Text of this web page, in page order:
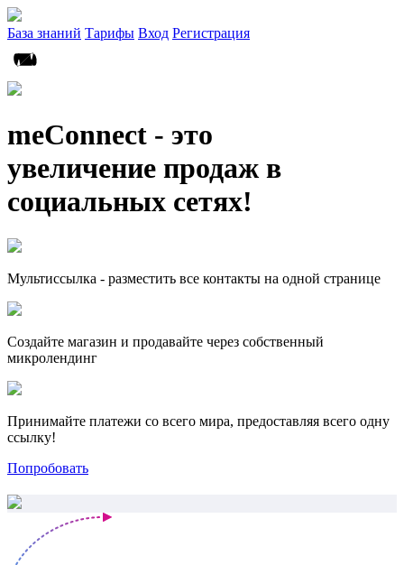
База знаний Тарифы Вход Регистрация
meConnect - это
увеличение продаж в
социальных сетях!
Мультиссылка - разместить все контакты на одной странице
Создайте магазин и продавайте через собственный
микролендинг
Принимайте платежи со всего мира, предоставляя всего одну
ссылку!
Попробовать